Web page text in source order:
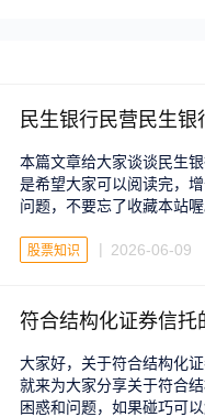
民生银行民营民生银
本篇文章给大家谈谈民生
是希望大家可以阅读完，
问题，不要忘了收藏本站喔
股票知识 2026-06-09
符合结构化证券信
大家好，关于符合结构化
就来为大家分享关于符合
困惑和问题，如果碰巧可